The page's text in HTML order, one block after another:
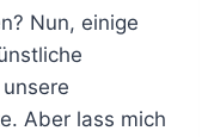
Nun, einige
Aber lass mich